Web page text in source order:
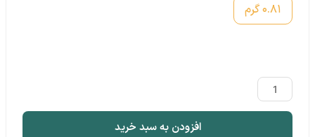
0.81 گرم
پلاک
رعد
عدد
افزودن به سبد خرید